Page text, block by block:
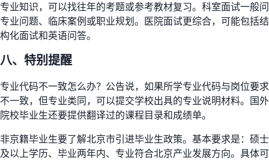
专业知识，可以找往年的考题或参考教材复习。科室面试一般问
专业问题、临床案例或职业规划。医院面试更综合，可能包括结
构化面试和英语问答。
八、特别提醒
专业代码不一致怎么办？公告说，如果所学专业代码与岗位要求
不一致，但专业类同，可以提交学校出具的专业说明材料。国外
院校毕业生还要提供翻译过的课程目录和成绩单。
非京籍毕业生要了解北京市引进毕业生政策。基本要求是：硕士
及以上学历、毕业两年内、专业符合北京产业发展方向。具体可